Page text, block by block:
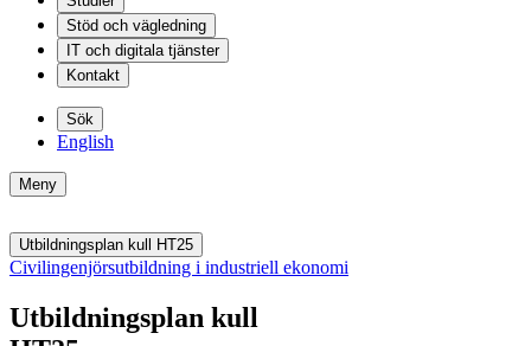
Stöd och vägledning
IT och digitala tjänster
Kontakt
Sök
English
Meny
Utbildningsplan kull HT25
Civilingenjörsutbildning i industriell ekonomi
Utbildningsplan kull